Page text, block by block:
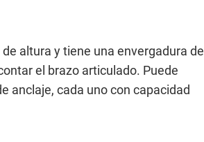
altura y tiene una envergadura de
el brazo articulado. Puede
anclaje, cada uno con capacidad